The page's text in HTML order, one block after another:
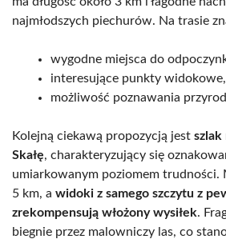
najmłodszych piechurów. Na trasie
wygodne miejsca do
interesujące punkty widokowe,
możliwość poznawania
Kolejną ciekawą propozycją jest szlak
Skałę, charakteryzujący się
umiarkowanym poziomem trudności.
5 km, a widoki z samego szczytu z
zrekompensują włożony wysiłek.
biegnie przez malowniczy las, co